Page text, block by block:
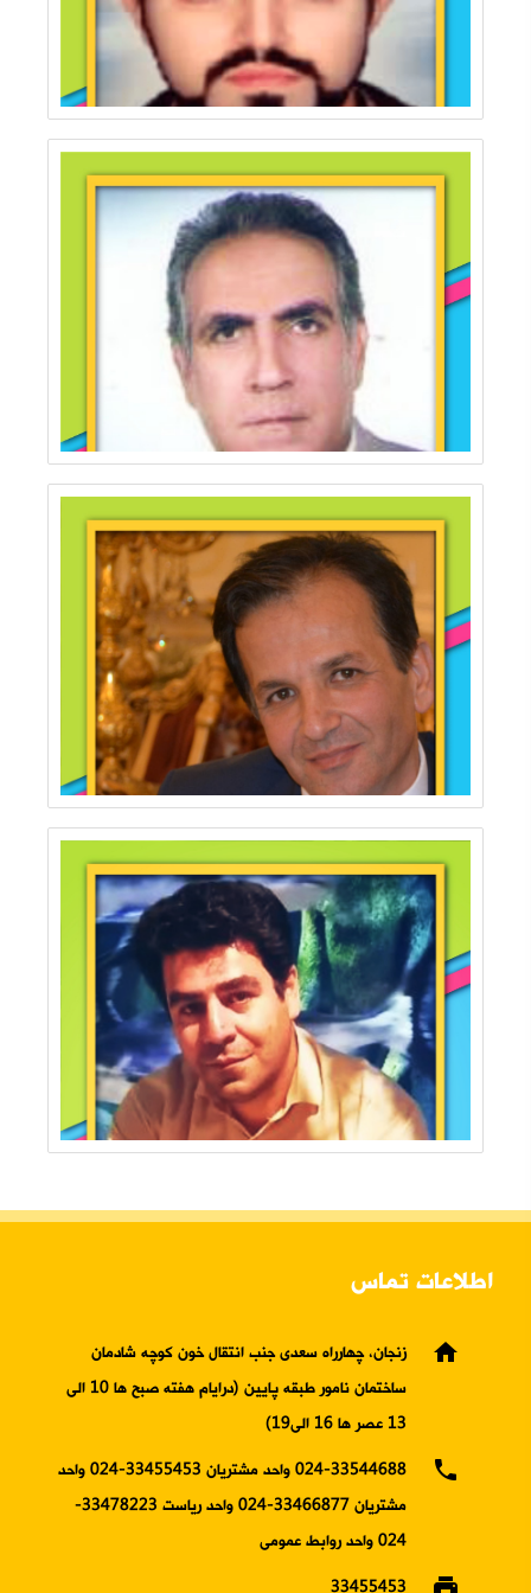
اطلاعات تماس
home
زنجان، چهارراه سعدی جنب انتقال خون کوچه شادمان
ساختمان نامور طبقه پایین (درایام هفته صبح ها 10 الی
13 عصر ها 16 الی19)
phone
024-33544688 واحد مشتریان 33455453-024 واحد
مشتریان 33466877-024 واحد ریاست 33478223-
024 واحد روابط عمومی
33455453